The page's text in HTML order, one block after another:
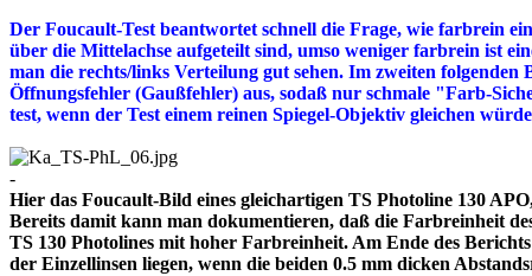
Der Foucault-Test beantwortet schnell die Frage, wie farbrein
über die Mittelachse aufgeteilt sind, umso weniger farbrein ist
man die rechts/links Verteilung gut sehen. Im zweiten
Öffnungsfehler (Gaußfehler) aus, sodaß nur schmale "Farb-
test, wenn der Test einem reinen Spiegel-Objektiv gleichen
-
Hier das Foucault-Bild eines gleichartigen TS Photoline 130
Bereits damit kann man dokumentieren, daß die Farbreinheit
TS 130 Photolines mit hoher Farbreinheit. Am Ende des
der Einzellinsen liegen, wenn die beiden 0.5 mm dicken